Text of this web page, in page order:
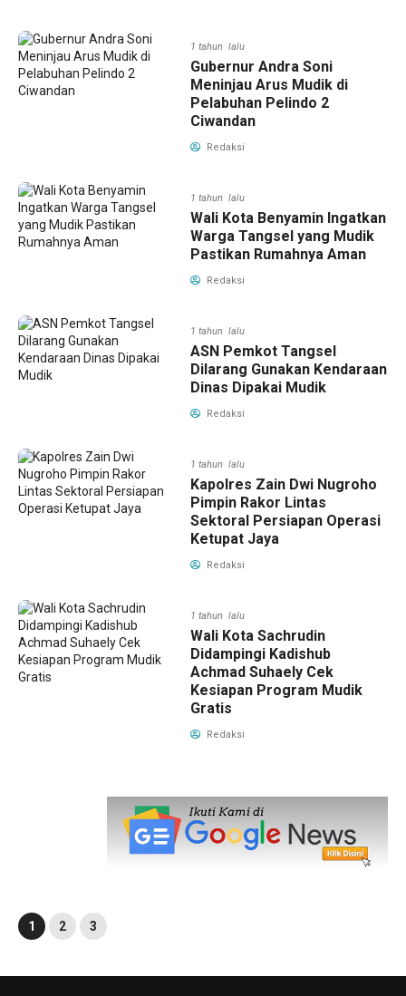
1 tahun lalu
Gubernur Andra Soni
Meninjau Arus Mudik di
Pelabuhan Pelindo 2
Ciwandan
Redaksi
1 tahun lalu
Wali Kota Benyamin Ingatkan
Warga Tangsel yang Mudik
Pastikan Rumahnya Aman
Redaksi
1 tahun lalu
ASN Pemkot Tangsel
Dilarang Gunakan Kendaraan
Dinas Dipakai Mudik
Redaksi
1 tahun lalu
Kapolres Zain Dwi Nugroho
Pimpin Rakor Lintas
Sektoral Persiapan Operasi
Ketupat Jaya
Redaksi
1 tahun lalu
Wali Kota Sachrudin
Didampingi Kadishub
Achmad Suhaely Cek
Kesiapan Program Mudik
Gratis
Redaksi
1 2 3